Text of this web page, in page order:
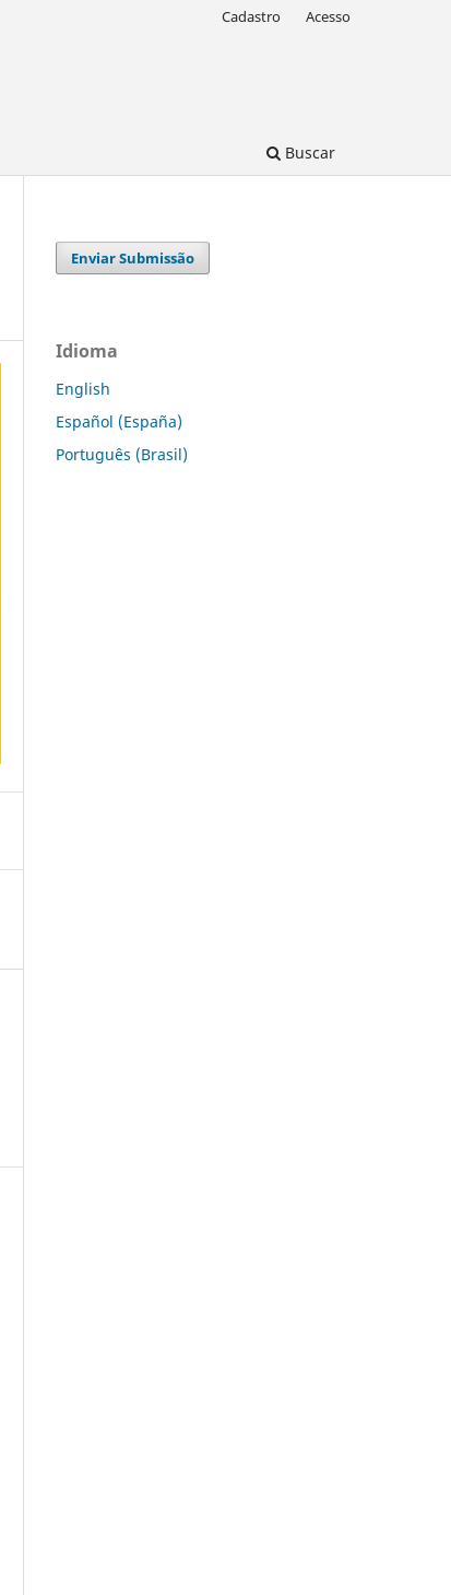
Buscar
Cadastro Acesso
Enviar Submissão
Idioma
English
Español (España)
Português (Brasil)